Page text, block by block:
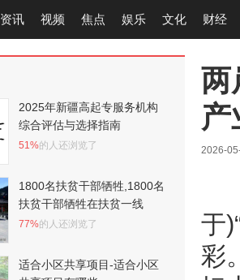
资讯 视频 焦点 娱乐 文化 财经
两
2026-
于
彩
2025年新疆高起专服务机构
综合评估与选择指南
51%的人还浏览了
1800名扶贫干部牺牲,1800名
扶贫干部牺牲在扶贫一线
77%的人还浏览了
适合小区共享项目-适合小区